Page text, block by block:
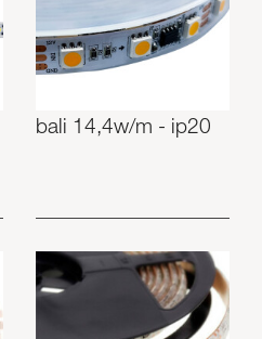
bali 14,4w/m - ip20